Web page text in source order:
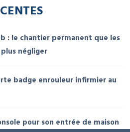
: le chantier permanent que les
négliger
badge enrouleur infirmier au
pour son entrée de maison